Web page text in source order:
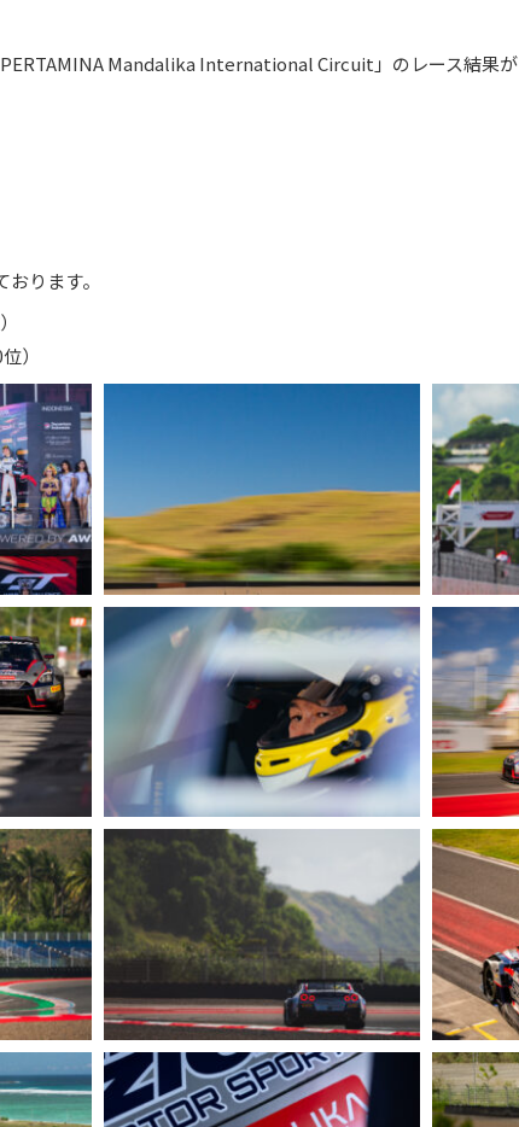
Mandalika International Circuit」のレース結果が
ります。
）